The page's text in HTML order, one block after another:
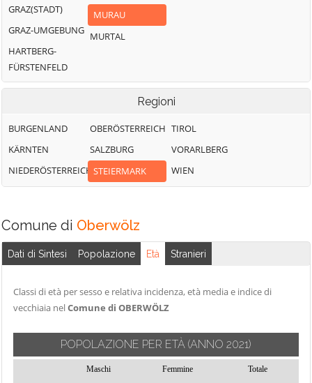
GRAZ(STADT)
GRAZ-UMGEBUNG
HARTBERG-
FÜRSTENFELD
MURAU
MURTAL
Regioni
BURGENLAND
KÄRNTEN
NIEDERÖSTERREICH
OBERÖSTERREICH
SALZBURG
STEIERMARK
TIROL
VORARLBERG
WIEN
Comune di Oberwölz
Dati di Sintesi Popolazione Età Stranieri
Classi di età per sesso e relativa incidenza, età media e indice di
vecchiaia nelComune di OBERWÖLZ
POPOLAZIONE PER ETÀ (ANNO 2021)
Maschi Femmine
Totale